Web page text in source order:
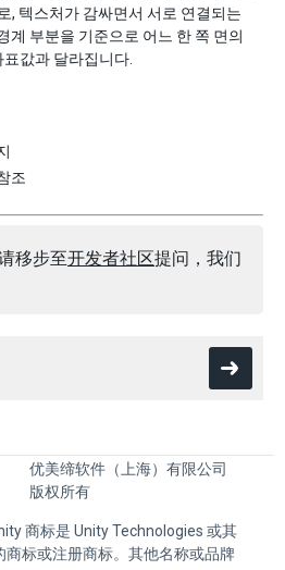
, 텍스처가 감싸면서 서로 연결되는
계 부분을 기준으로 어느 한 쪽 면의
값과 달라집니다.
조
移步至开发者社区提问，我们
优美缔软件（上海）有限公司
版权所有
商标是 Unity Technologies 或其
标或注册商标。其他名称或品牌